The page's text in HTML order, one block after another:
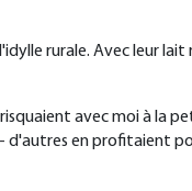
rurale. Avec leur lait
avec moi à la
d'autres en profitaient